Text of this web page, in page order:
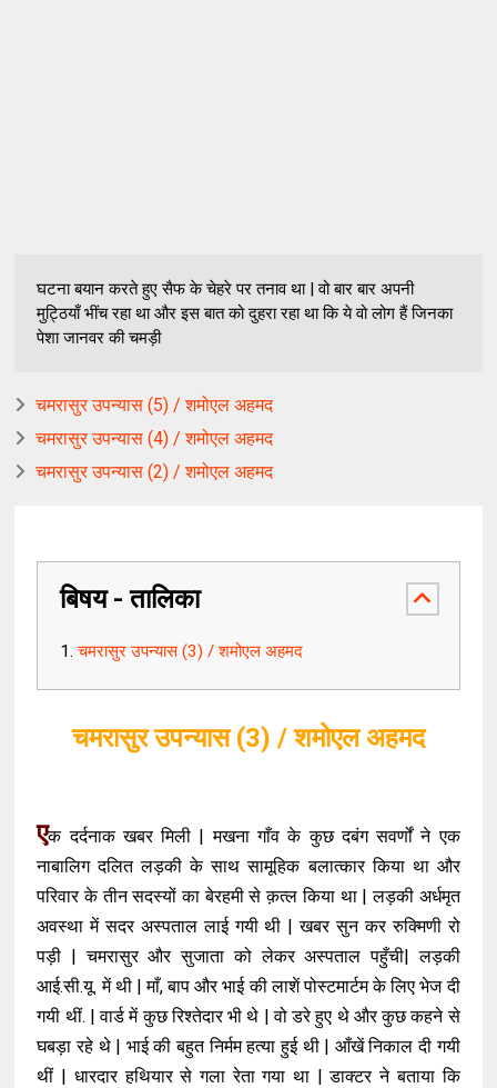
घटना बयान करते हुए सैफ के चेहरे पर तनाव था | वो बार बार अपनी
मुट्ठियाँ भींच रहा था और इस बात को दुहरा रहा था कि ये वो लोग हैं जिनका
पेशा जानवर की चमड़ी
चमरासुर उपन्यास (5) / शमोएल अहमद
चमरासुर उपन्यास (4) / शमोएल अहमद
चमरासुर उपन्यास (2) / शमोएल अहमद
बिषय - तालिका
चमरासुर उपन्यास (3) / शमोएल अहमद
चमरासुर उपन्यास (3) / शमोएल अहमद
एक दर्दनाक खबर मिली | मखना गाँव के कुछ दबंग सवर्णों ने एक
नाबालिग दलित लड़की के साथ सामूहिक बलात्कार किया था और
परिवार के तीन सदस्यों का बेरहमी से क़त्ल किया था | लड़की अर्धमृत
अवस्था में सदर अस्पताल लाई गयी थी | खबर सुन कर रुक्मिणी रो
पड़ी | चमरासुर और सुजाता को लेकर अस्पताल पहुँची| लड़की
आई.सी.यू. में थी | माँ, बाप और भाई की लाशें पोस्टमार्टम के लिए भेज दी
गयी थीं. | वार्ड में कुछ रिश्तेदार भी थे | वो डरे हुए थे और कुछ कहने से
घबड़ा रहे थे | भाई की बहुत निर्मम हत्या हुई थी | आँखें निकाल दी गयी
थीं | धारदार हथियार से गला रेता गया था | डाक्टर ने बताया कि